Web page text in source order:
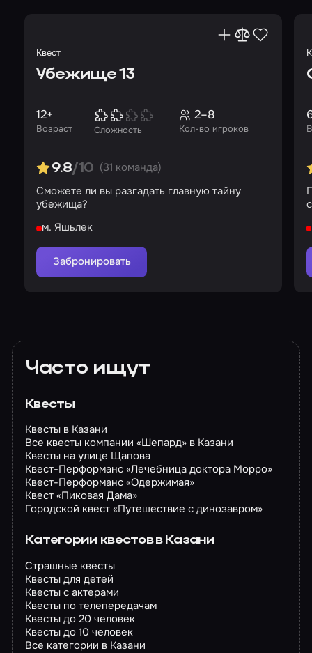
Квест
Убежище 13
Возраст
12+
Сложность Кол-во игроков
2–8
9.8/10 (31 команда)
Сможете ли вы разгадать главную тайну
убежища?
м. Яшьлек
Забронировать
Часто ищут
Квесты
Квесты в Казани
Все квесты компании «Шепард» в Казани
Квесты на улице Щапова
Квест-Перформанс «Лечебница доктора Морро»
Квест-Перформанс «Одержимая»
Квест «Пиковая Дама»
Городской квест «Путешествие с динозавром»
Категории квестов в Казани
Страшные квесты
Квесты для детей
Квесты с актерами
Квесты по телепередачам
Квесты до 20 человек
Квесты до 10 человек
Все категории в Казани